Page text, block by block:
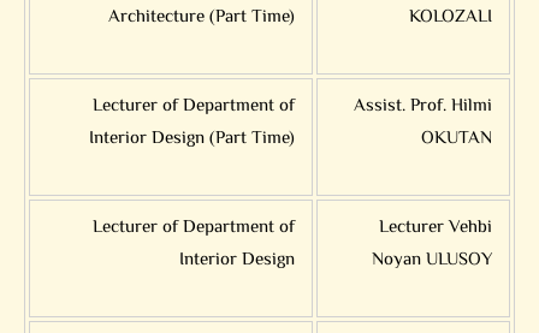
KOLOZALI
Architecture (Part Time)
Assist. Prof. Hilmi
OKUTAN
Lecturer of Department of
Interior Design (Part Time)
Lecturer Vehbi
Noyan ULUSOY
Lecturer of Department of
Interior Design